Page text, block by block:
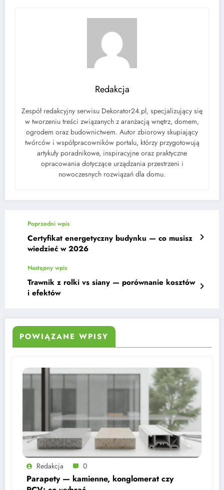
Redakcja
Zespół redakcyjny serwisu Dekorator24.pl, specjalizujący się
w tworzeniu treści związanych z aranżacją wnętrz, domem,
ogrodem oraz budownictwem. Autor zbiorowy skupiający
twórców i współpracowników portalu, którzy przygotowują
artykuły poradnikowe, inspiracyjne oraz praktyczne
opracowania dotyczące urządzania przestrzeni i
nowoczesnych rozwiązań dla domu.
Poprzedni wpis
Certyfikat energetyczny budynku — co musisz
wiedzieć w 2026
Następny wpis
Trawnik z rolki vs siany — porównanie kosztów
i efektów
POWIĄZANE WPISY
Redakcja 0
Parapety — kamienne, konglomerat czy